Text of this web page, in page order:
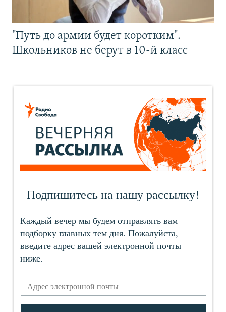
"Путь до армии будет коротким".
Школьников не берут в 10-й класс